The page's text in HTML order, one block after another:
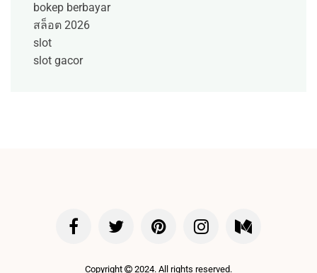
bokep berbayar
สล็อต 2026
slot
slot gacor
Copyright 2024. All rights reserved.